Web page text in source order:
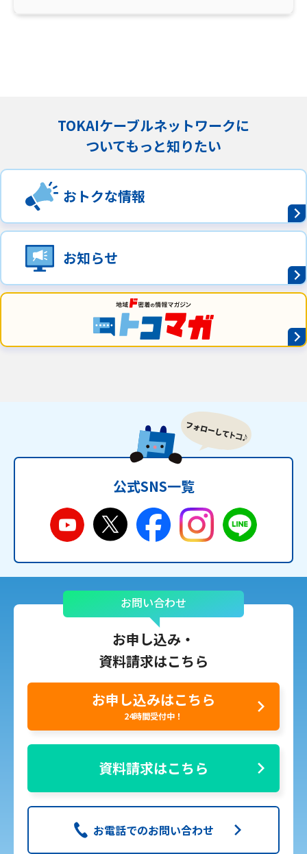
TOKAIケーブルネットワークに
ついてもっと知りたい
おトクな情報
お知らせ
公式SNS一覧
お問い合わせ
お申し込み・
資料請求はこちら
お申し込みはこちら
24時間受付中！
資料請求はこちら
お電話でのお問い合わせ